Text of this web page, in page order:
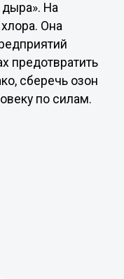
дыра». На
Она
предотвратить
сберечь озон
по силам.